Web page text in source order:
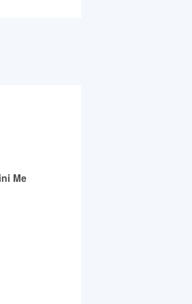
Me